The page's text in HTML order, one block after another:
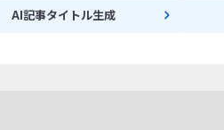
AI記事タイトル生成